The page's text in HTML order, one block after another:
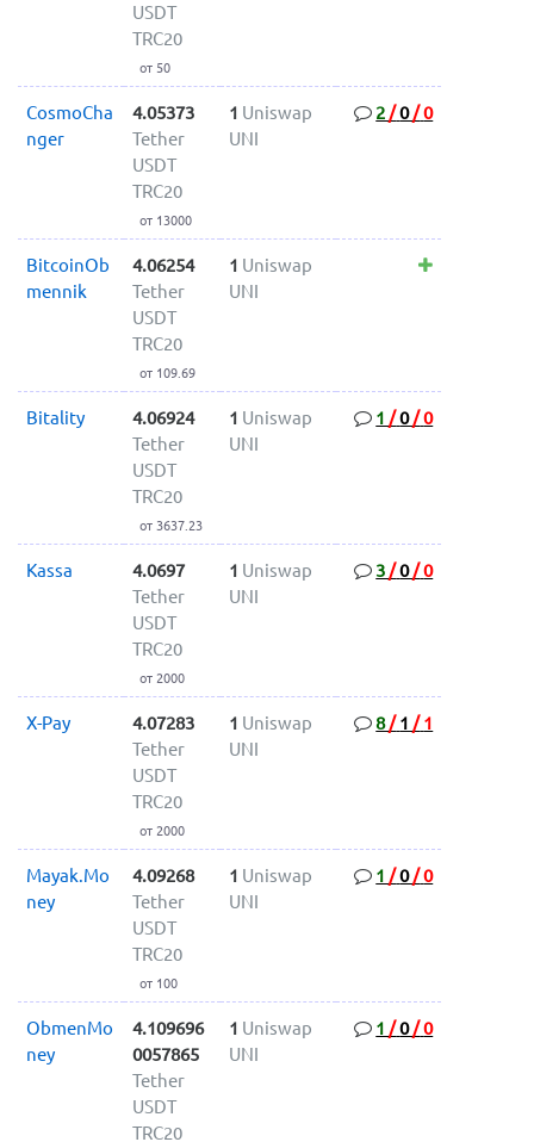
USDT
TRC20
от 50
CosmoCha
nger
4.05373
Tether
USDT
TRC20
от 13000
1 Uniswap
UNI
2 /0/0
BitcoinOb
mennik
4.06254
Tether
USDT
TRC20
от 109.69
1 Uniswap
UNI
Bitality
4.06924
Tether
USDT
TRC20
от 3637.23
1 Uniswap
UNI
1 /0/0
Kassa
4.0697
Tether
USDT
TRC20
от 2000
1 Uniswap
UNI
3 /0/0
X-Pay
4.07283
Tether
USDT
TRC20
от 2000
1 Uniswap
UNI
8/ 1 / 1
Mayak.Mo
ney
4.09268
Tether
USDT
TRC20
от 100
1 Uniswap
UNI
1 /0/0
ObmenMo
ney
4.109696
0057865
Tether
USDT
TRC20
1 Uniswap
UNI
1 /0/0